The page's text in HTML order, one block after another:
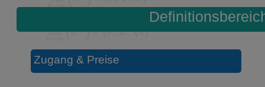
Zugang & Preise